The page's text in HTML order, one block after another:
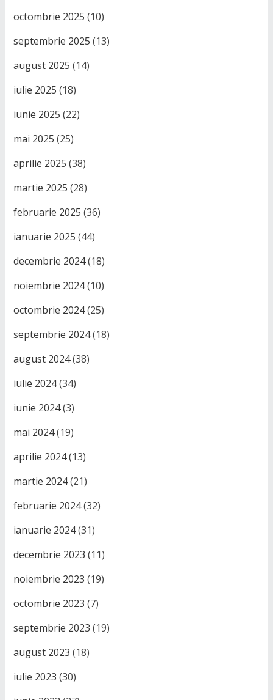
octombrie 2025 (10)
septembrie 2025 (13)
august 2025 (14)
iulie 2025 (18)
iunie 2025 (22)
mai 2025 (25)
aprilie 2025 (38)
martie 2025 (28)
februarie 2025 (36)
ianuarie 2025 (44)
decembrie 2024(18)
noiembrie 2024(10)
octombrie 2024(25)
septembrie 2024(18)
august 2024(38)
iulie 2024(34)
iunie 2024(3)
mai 2024(19)
aprilie 2024(13)
martie 2024(21)
februarie 2024(32)
ianuarie 2024(31)
decembrie 2023 (11)
noiembrie 2023 (19)
octombrie 2023 (7)
septembrie 2023 (19)
august 2023 (18)
iulie 2023 (30)